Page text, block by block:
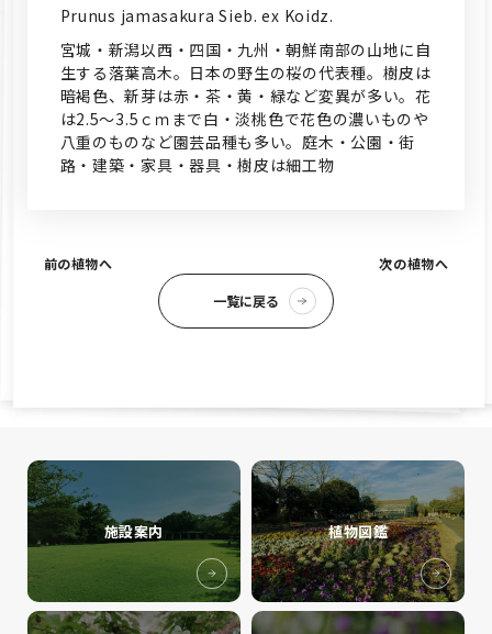
Prunus jamasakura Sieb. ex Koidz.
宮城・新潟以西・四国・九州・朝鮮南部の山地に自
生する落葉高木。日本の野生の桜の代表種。樹皮は
暗褐色、新芽は赤・茶・黄・緑など変異が多い。花
は2.5～3.5ｃｍまで白・淡桃色で花色の濃いものや
八重のものなど園芸品種も多い。庭木・公園・街
路・建築・家具・器具・樹皮は細工物
前の植物へ
一覧に戻る
次の植物へ
施設案内 植物図鑑